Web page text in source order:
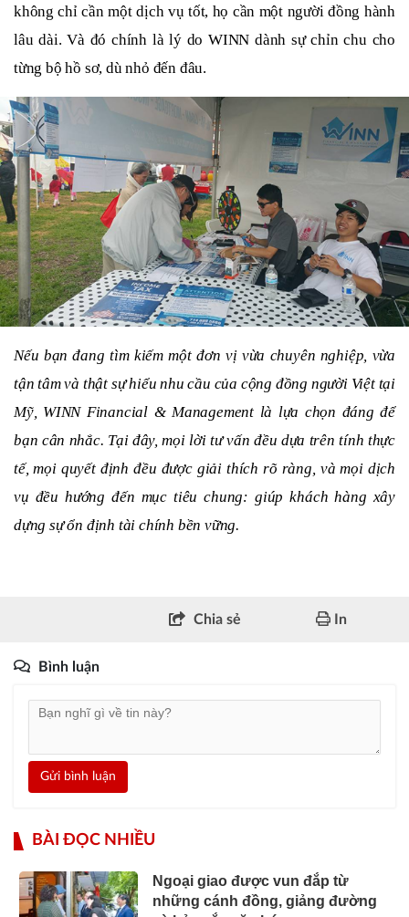
không chỉ cần một dịch vụ tốt, họ cần một người đồng hành
lâu dài. Và đó chính là lý do WINN dành sự chỉn chu cho
từng bộ hồ sơ, dù nhỏ đến đâu.
Nếu bạn đang tìm kiếm một đơn vị vừa chuyên nghiệp, vừa
tận tâm và thật sự hiểu nhu cầu của cộng đồng người Việt tại
Mỹ, WINN Financial & Management là lựa chọn đáng để
bạn cân nhắc. Tại đây, mọi lời tư vấn đều dựa trên tính thực
tế, mọi quyết định đều được giải thích rõ ràng, và mọi dịch
vụ đều hướng đến mục tiêu chung: giúp khách hàng xây
dựng sự ổn định tài chính bền vững.
Chia sẻ In
Bình luận
Gửi bình luận
BÀI ĐỌC NHIỀU
Ngoại giao được vun đắp từ
những cánh đồng, giảng đường